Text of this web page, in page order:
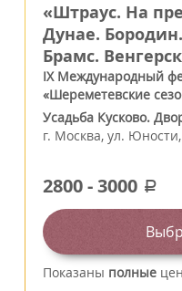
«Штраус. На
Дунае.
Брамс.
IX Международный
«Шереметевские
Усадьба Кусково.
г. Москва, ул. Юности,
2800-3000 a
Показаны полные